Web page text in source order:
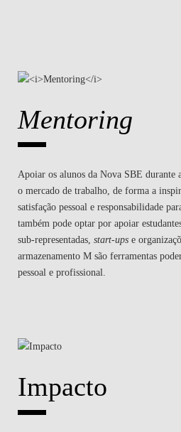
Mentoring
Apoiar os alunos da Nova SBE durante
o mercado de trabalho, de forma a
satisfação pessoal e responsabilidade
também pode optar por apoiar
sub-representadas, start-upse
armazenamento M são ferramentas
pessoal e profissional.
Impacto